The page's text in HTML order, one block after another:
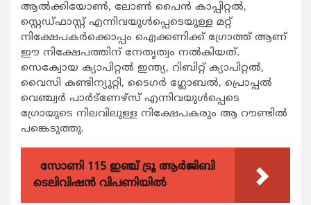
ആല്‍ക്കിയോണ്‍, ലോണ്‍ പൈന്‍ കാപ്പിറ്റല്‍,
സ്റ്റെഡ്ഫാസ്റ്റ് എന്നിവയുള്‍പ്പെടെയുള്ള മറ്റ്
നിക്ഷേപകര്‍ക്കൊപ്പം ഐക്കണിക്ക് ഗ്രോത്ത് ആണ്
ഈ നിക്ഷേപത്തിന് നേതൃത്വം നല്‍കിയത്.
സെക്വോയ ക്യാപിറ്റല്‍ ഇന്ത്യ, റിബിറ്റ് ക്യാപിറ്റല്‍,
വൈസി കണ്ടിന്യുറ്റി, ടൈഗര്‍ ഗ്ലോബല്‍, പ്രൊപ്പല്‍
വെഞ്ച്വര്‍ പാര്‍ട്‌ണേഴ്‌സ് എന്നിവയുള്‍പ്പെടെ
ഗ്രോയുടെ നിലവിലുള്ള നിക്ഷേപകരും ആ റൗണ്ടില്‍
പങ്കെടുത്തു.
സോണി 115 ഇഞ്ച് ട്രൂ ആർജിബി
ടെലിവിഷൻ വിപണിയിൽ